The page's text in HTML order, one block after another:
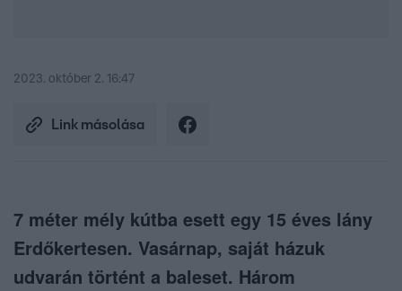
2023. október 2. 16:47
Link másolása
7 méter mély kútba esett egy 15 éves lány
Erdőkertesen. Vasárnap, saját házuk
udvarán történt a baleset. Három